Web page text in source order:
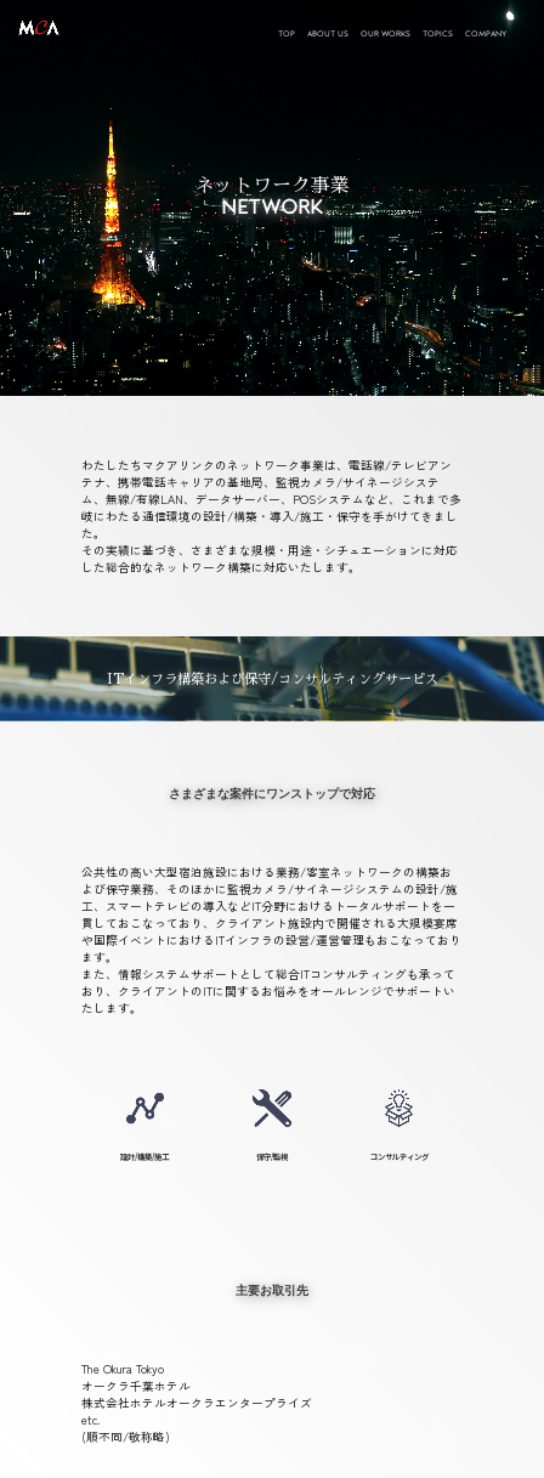
TOP ABOUT US OUR WORKS TOPICS COMPANY
ネットワーク事業
NETWORK
わたしたちマクアリンクのネットワーク事業は、電話線/テレビアン
テナ、携帯電話キャリアの基地局、監視カメラ/サイネージシステ
ム、無線/有線LAN、データサーバー、POSシステムなど、これまで多
岐にわたる通信環境の設計/構築・導入/施工・保守を手がけてきまし
た。
その実績に基づき、さまざまな規模・用途・シチュエーションに対応
した総合的なネットワーク構築に対応いたします。
ITインフラ構築および保守/コンサルティングサービス
さまざまな案件にワンストップで対応
公共性の高い大型宿泊施設における業務/客室ネットワークの構築お
よび保守業務、そのほかに監視カメラ/サイネージシステムの設計/施
工、スマートテレビの導入などIT分野におけるトータルサポートを一
貫しておこなっており、クライアント施設内で開催される大規模宴席
や国際イベントにおけるITインフラの設営/運営管理もおこなっており
ます。
また、情報システムサポートとして総合ITコンサルティングも承って
おり、クライアントのITに関するお悩みをオールレンジでサポートい
たします。
設計/構築/施工 保守/監視 コンサルティング
主要お取引先
The Okura Tokyo
オークラ千葉ホテル
株式会社ホテルオークラエンタープライズ
etc.
(順不同/敬称略)